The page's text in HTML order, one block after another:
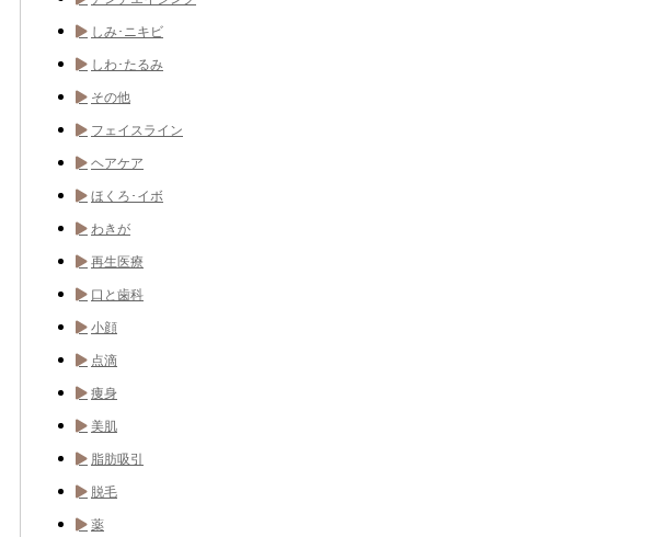
しみ･ニキビ
しわ･たるみ
その他
フェイスライン
ヘアケア
ほくろ･イボ
わきが
再生医療
口と歯科
小顔
点滴
痩身
美肌
脂肪吸引
脱毛
薬